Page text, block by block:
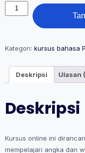
Kuantitas
Belajar
Dalam
Polandia
Kategori: kursus bahasa
Deskripsi Ulasan
Deskripsi
Kursus online ini
mempelajari angka dan